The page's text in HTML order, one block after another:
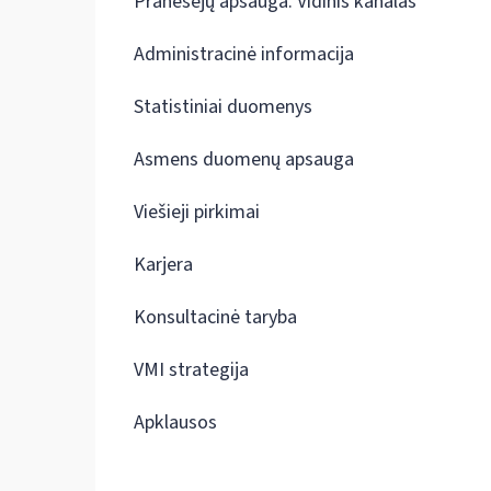
Administracinė informacija
Statistiniai duomenys
Asmens duomenų apsauga
Viešieji pirkimai
Karjera
Konsultacinė taryba
VMI strategija
Apklausos